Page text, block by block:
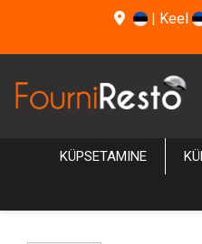
| Keel
KÜPSETAMINE